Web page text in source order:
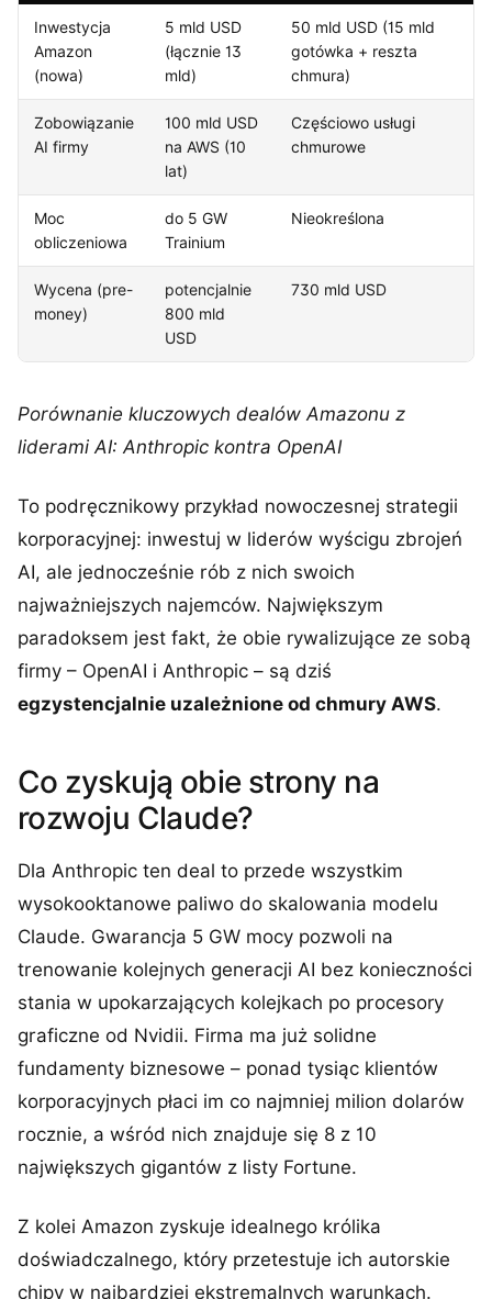
Inwestycja
Amazon
(nowa)
5 mld USD
(łącznie 13
mld)
50 mld USD (15 mld
gotówka + reszta
chmura)
Zobowiązanie
AI firmy
100 mld USD
na AWS (10
lat)
Częściowo usługi
chmurowe
Moc
obliczeniowa
do 5 GW
Trainium
Nieokreślona
Wycena (pre-
money)
potencjalnie
800 mld
USD
730 mld USD
Porównanie kluczowych dealów Amazonu z
liderami AI: Anthropic kontra OpenAI
To podręcznikowy przykład nowoczesnej strategii
korporacyjnej: inwestuj w liderów wyścigu zbrojeń
AI, ale jednocześnie rób z nich swoich
najważniejszych najemców. Największym
paradoksem jest fakt, że obie rywalizujące ze sobą
firmy – OpenAI i Anthropic – są dziś
egzystencjalnie uzależnione od chmury AWS.
Co zyskują obie strony na
rozwoju Claude?
Dla Anthropic ten deal to przede wszystkim
wysokooktanowe paliwo do skalowania modelu
Claude. Gwarancja 5 GW mocy pozwoli na
trenowanie kolejnych generacji AI bez konieczności
stania w upokarzających kolejkach po procesory
graficzne od Nvidii. Firma ma już solidne
fundamenty biznesowe – ponad tysiąc klientów
korporacyjnych płaci im co najmniej milion dolarów
rocznie, a wśród nich znajduje się 8 z 10
największych gigantów z listy Fortune.
Z kolei Amazon zyskuje idealnego królika
doświadczalnego, który przetestuje ich autorskie
chipy w najbardziej ekstremalnych warunkach.